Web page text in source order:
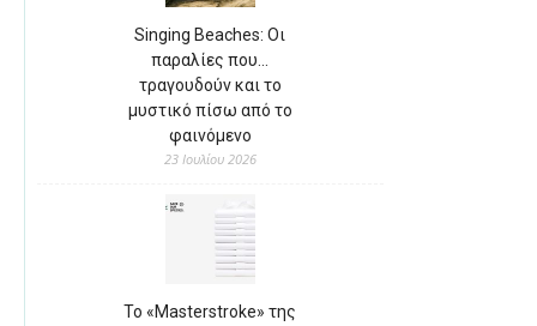
Singing Beaches: Οι
παραλίες που…
τραγουδούν και το
μυστικό πίσω από το
φαινόμενο
23 Ιουλίου 2026
Το «Masterstroke» της